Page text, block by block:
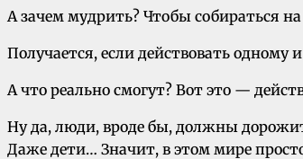
А зачем мудрить? Чтобы собираться
Получается, если действовать одному
А что реально смогут? Вот это —
Ну да, люди, вроде бы, должны
Даже дети… Значит, в этом мире